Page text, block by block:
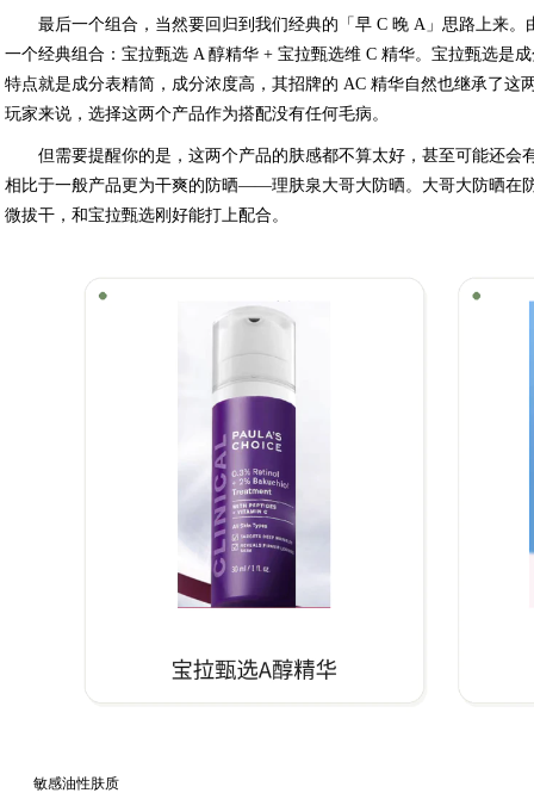
最后一个组合，当然要回归到我们经典的「早 C 晚 A」思路上来
一个经典组合：宝拉甄选 A 醇精华 + 宝拉甄选维 C 精华。宝拉甄选是
特点就是成分表精简，成分浓度高，其招牌的 AC 精华自然也继承了这
玩家来说，选择这两个产品作为搭配没有任何毛病。
但需要提醒你的是，这两个产品的肤感都不算太好，甚至可能还会
相比于一般产品更为干爽的防晒——理肤泉大哥大防晒。大哥大防晒在
微拔干，和宝拉甄选刚好能打上配合。
敏感油性肤质